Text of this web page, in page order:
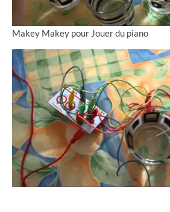
Makey Makey pour Jouer du piano